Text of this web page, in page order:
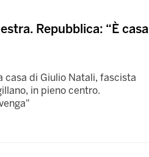
Repubblica: “È casa
casa di Giulio Natali, fascista
in pieno centro.